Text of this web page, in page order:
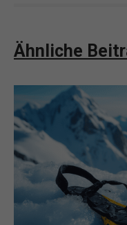
Ähnliche